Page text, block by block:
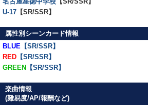
U-17 【SR/SSR】
属性別シーンカード情報
BLUE 【SR/SSR】
RED 【SR/SSR】
GREEN 【SR/SSR】
楽曲情報
(難易度/AP/報酬など)